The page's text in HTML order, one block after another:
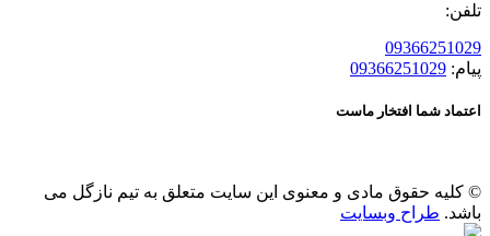
تلفن:
09366251029
پیام: 09366251029
اعتماد شما افتخار ماست
© کلیه حقوق مادی و معنوی این سایت متعلق به تیم نازگل می
باشد. طراح وبسایت